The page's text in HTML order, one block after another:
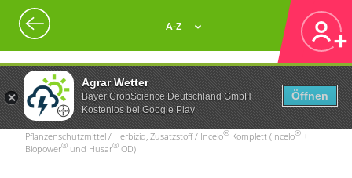
Agrar Wetter
Bayer CropScience Deutschland GmbH
Kostenlos bei Google Play
Öffnen
A-Z
Pflanzenschutzmittel / Herbizid, Zusatzstoff / Incelo® Komplett (Incelo® +
Biopower® und Husar® OD)